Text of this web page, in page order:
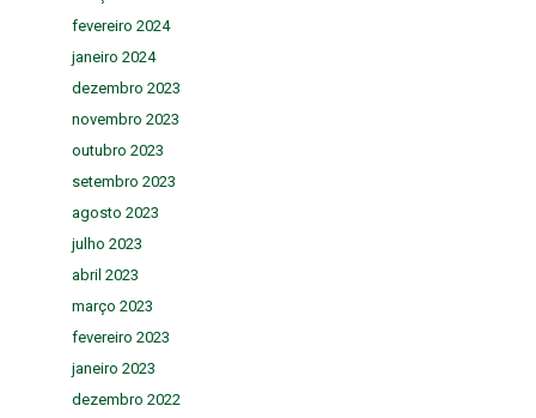
fevereiro 2024
janeiro 2024
dezembro 2023
novembro 2023
outubro 2023
setembro 2023
agosto 2023
julho 2023
abril 2023
março 2023
fevereiro 2023
janeiro 2023
dezembro 2022